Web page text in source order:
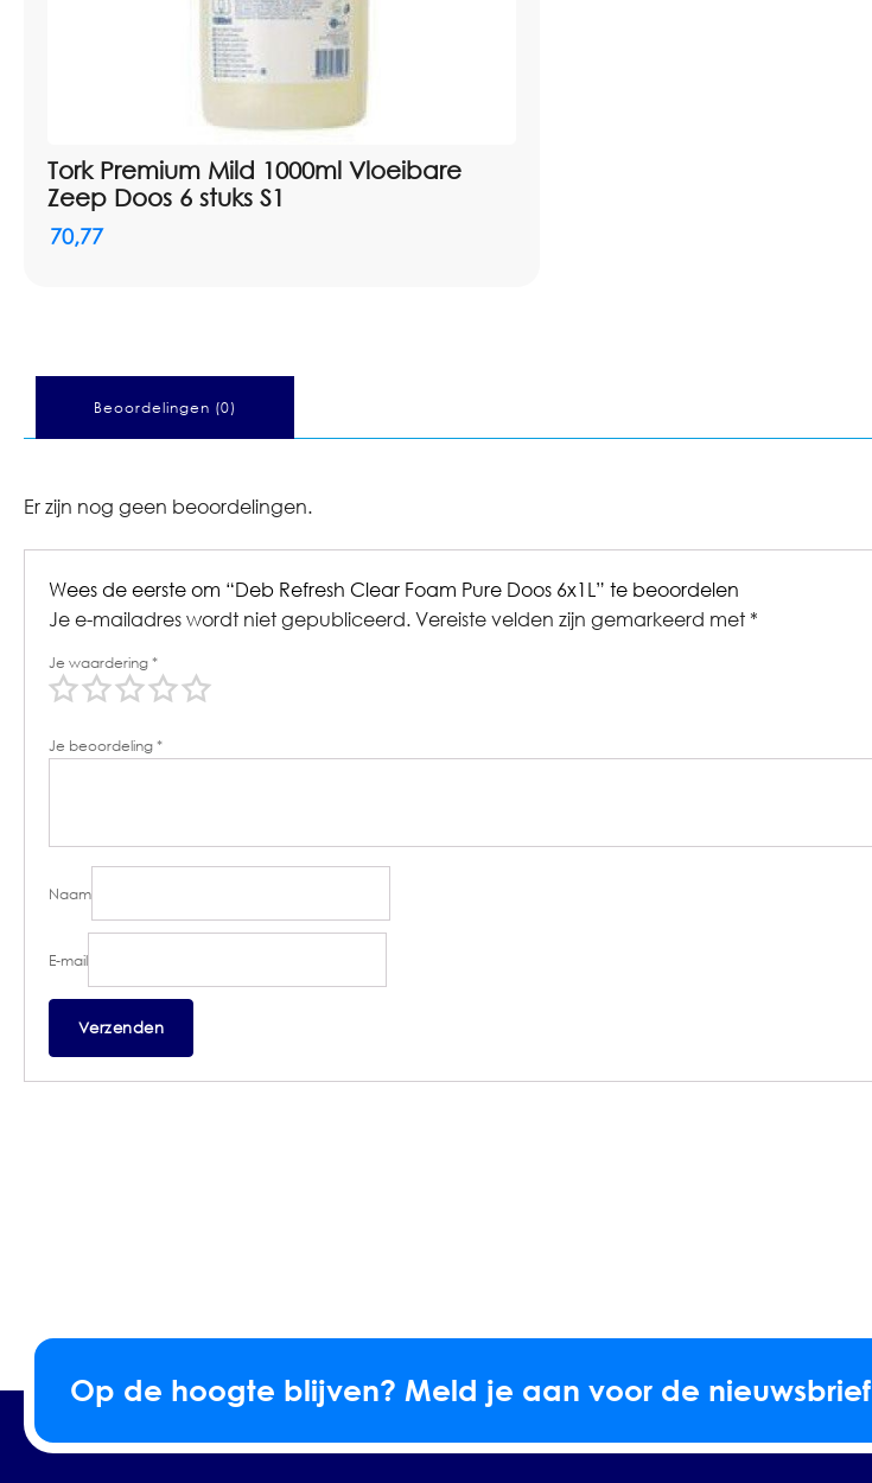
Tork Premium Mild 1000ml Vloeibare
Zeep Doos 6 stuks S1
70,77
Beoordelingen (0)
Er zijn nog geen beoordelingen.
Wees de eerste om “Deb Refresh Clear Foam Pure Doos 6x1L” te beoordelen
Je e-mailadres wordt niet gepubliceerd.Vereiste velden zijn gemarkeerd met *
Je waardering*
Je beoordeling*
Naam
E-mail
Op de hoogte blijven? Meld je aan voor de nieuwsbrief